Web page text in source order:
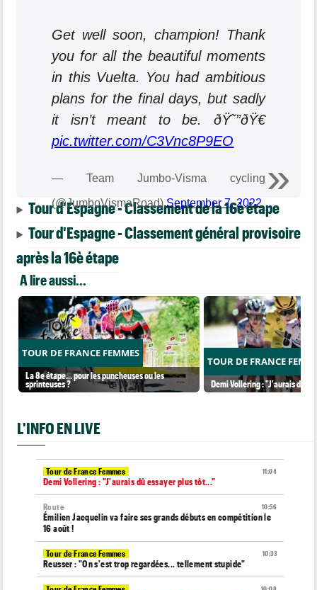
Get well soon, champion! Thank
you for all the beautiful moments
in this Vuelta. You had ambitious
plans for the final days, but sadly
it isn’t meant to be. ðŸ˜”ðŸ€
pic.twitter.com/C3Vnc8P9EO
— Team Jumbo-Visma cycling
(@JumboVismaRoad)September 7, 2022
Tour d'Espagne - Classement de la 16è étape
Tour d'Espagne - Classement général provisoire
après la 16è étape
A lire aussi...
TOUR DE FRANCE FEMMES
La 8e étape… pour les puncheuses ou les
sprinteuses ?
TOUR DE FRANCE
Demi Vollering : "J'aurais dû
L'INFO EN LIVE
11:04
Tour de France Femmes
Demi Vollering : "J'aurais dû essayer plus tôt..."
10:56
Route
Émilien Jacquelin va faire ses grands débuts en compétition le
16 août !
10:33
Tour de France Femmes
Reusser : "On s'est trop regardées... tellement stupide"